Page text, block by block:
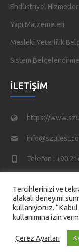
Endüstriyel Hizmetler
Yapı Malzemeleri
Mesleki Yeterlilik
Sistem Belgelendirme
İLETIŞIM
https://
Telefon : +90
İstanbul
Tercihlerinizi ve
alakalı deneyimi
kullanıyoruz.
kullanımına izin
Çerez Ayarları